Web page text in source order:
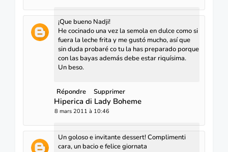
¡Que bueno Nadji!
He cocinado una vez la semola en dulce como si
fuera la leche frita y me gustó mucho, así que
sin duda probaré co tu la has preparado porque
con las bayas además debe estar riquísima.
Un beso.
Répondre Supprimer
Hiperica di Lady Boheme
8 mars 2011 à 10:46
Un goloso e invitante dessert! Complimenti
cara, un bacio e felice giornata